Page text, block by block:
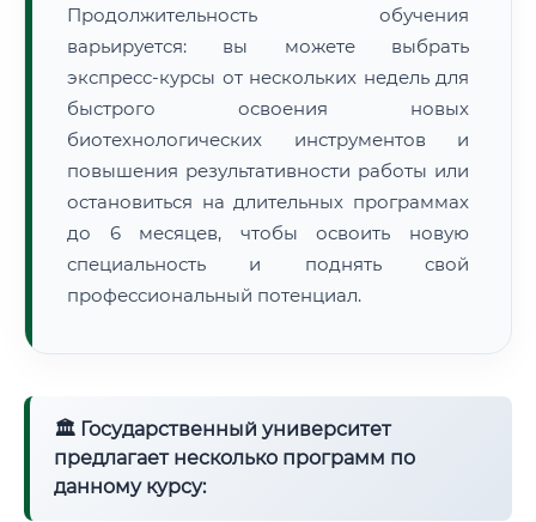
Продолжительность обучения
варьируется: вы можете выбрать
экспресс-курсы от нескольких недель для
быстрого освоения новых
биотехнологических инструментов и
повышения результативности работы или
остановиться на длительных программах
до 6 месяцев, чтобы освоить новую
специальность и поднять свой
профессиональный потенциал.
🏛 Государственный университет
предлагает несколько программ по
данному курсу: